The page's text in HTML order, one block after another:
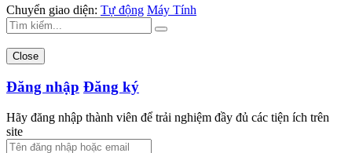
Chuyển giao diện: Tự động Máy Tính
Close
Đăng nhập Đăng ký
Hãy đăng nhập thành viên để trải nghiệm đầy đủ các tiện ích trên
site